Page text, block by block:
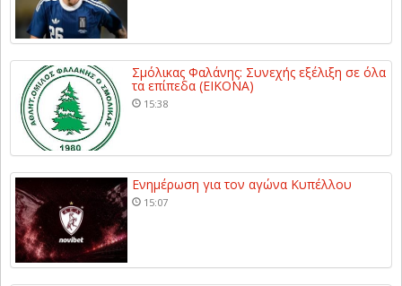
Σμόλικας Φαλάνης: Συνεχής εξέλιξη σε όλα
τα επίπεδα (ΕΙΚΟΝΑ)
15:38
Ενημέρωση για τον αγώνα Κυπέλλου
15:07